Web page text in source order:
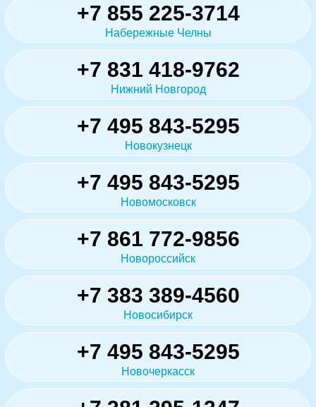
+7 855 225-3714
Набережные Челны
+7 831 418-9762
Нижний Новгород
+7 495 843-5295
Новокузнецк
+7 495 843-5295
Новомосковск
+7 861 772-9856
Новороссийск
+7 383 389-4560
Новосибирск
+7 495 843-5295
Новочеркасск